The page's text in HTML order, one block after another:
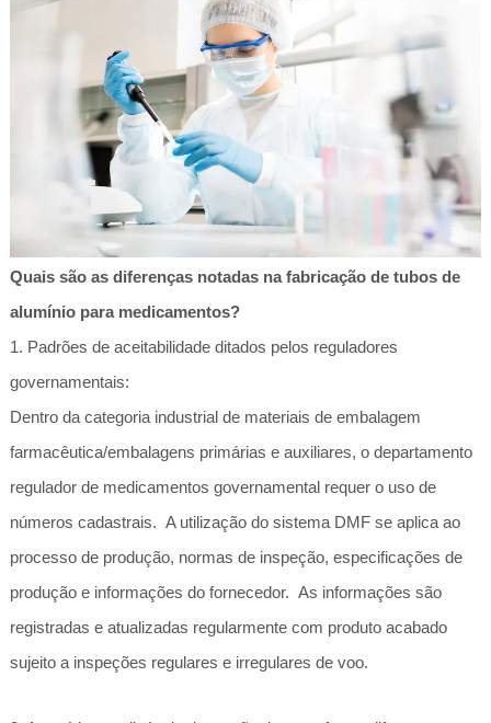
Quais são as diferenças notadas na fabricação de tubos de
alumínio para medicamentos?
1. Padrões de aceitabilidade ditados pelos reguladores
governamentais:
Dentro da categoria industrial de materiais de embalagem
farmacêutica/embalagens primárias e auxiliares, o departamento
regulador de medicamentos governamental requer o uso de
números cadastrais. A utilização do sistema DMF se aplica ao
processo de produção, normas de inspeção, especificações de
produção e informações do fornecedor. As informações são
registradas e atualizadas regularmente com produto acabado
sujeito a inspeções regulares e irregulares de voo.